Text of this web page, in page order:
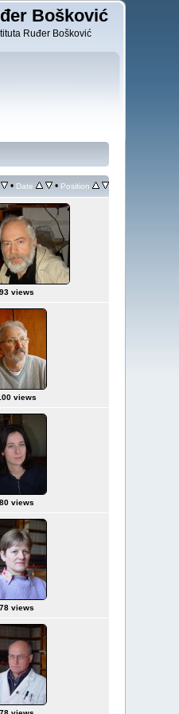
Bošković
Ruđer Bošković
• Date • Position
93 views
views
80 views
78 views